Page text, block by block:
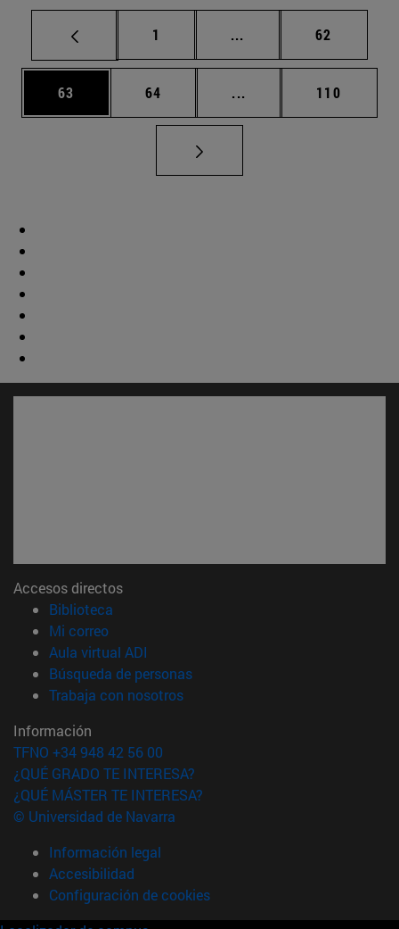
Página
1 ... Páginas intermedias
Página
62
Página
63 Página
64 ... Páginas intermedias
Página
110
Accesos directos
Biblioteca
Mi correo(abre en nueva ventana)
Aula virtual ADI
Búsqueda de personas(abre en nueva ventana)
Trabaja con nosotros(abre en nueva ventana)
Información
TFNO +34 948 42 56 00
¿QUÉ GRADO TE INTERESA?
¿QUÉ MÁSTER TE INTERESA?
© Universidad de Navarra
Información legal
Accesibilidad
Configuración de cookies